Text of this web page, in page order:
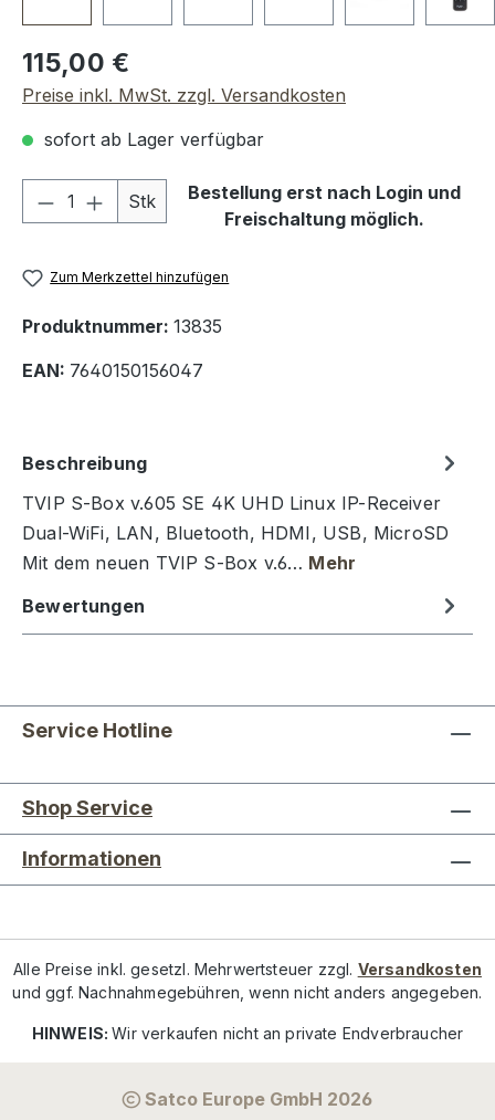
Regulärer Preis:
115,00 €
Preise inkl. MwSt. zzgl. Versandkosten
sofort ab Lager verfügbar
Produkt Anzahl: Gib den
Stk
Bestellung erst nach Login und
Freischaltung möglich.
Zum Merkzettel hinzufügen
Produktnummer: 13835
EAN: 7640150156047
Beschreibung
TVIP S-Box v.605 SE 4K UHD Linux IP-Receiver
Dual-WiFi, LAN, Bluetooth, HDMI, USB, MicroSD
Mit dem neuen TVIP S-Box v.6… Mehr
Bewertungen
Service Hotline
Shop Service
Informationen
Alle Preise inkl. gesetzl. Mehrwertsteuer zzgl. Versandkosten
und ggf. Nachnahmegebühren, wenn nicht anders angegeben.
HINWEIS:Wir verkaufen nicht an private Endverbraucher
Satco Europe GmbH 2026